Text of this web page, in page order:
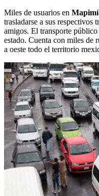
Miles de usuarios en Mapimí
trasladarse a sus respectivos
amigos. El transporte
estado. Cuenta con miles de
a oeste todo el territorio